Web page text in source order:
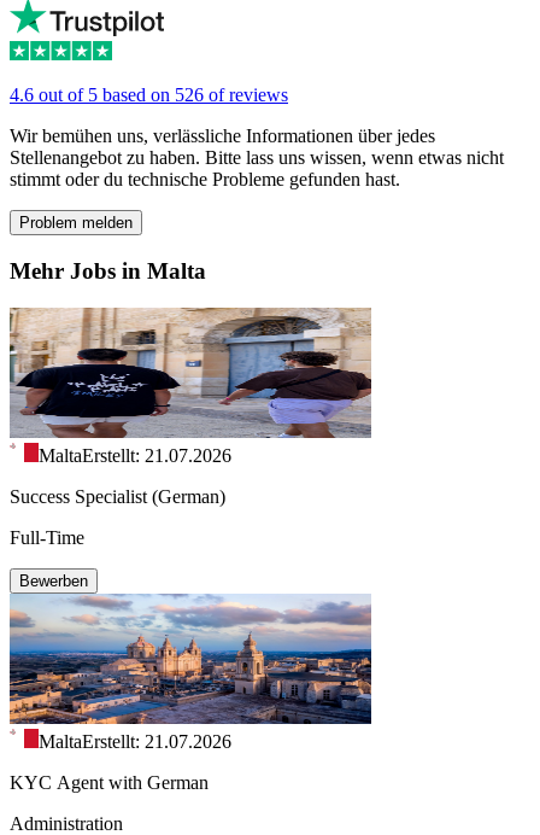
4.6 out of 5 based on 526 of reviews
Wir bemühen uns, verlässliche Informationen über jedes
Stellenangebot zu haben. Bitte lass uns wissen, wenn etwas nicht
stimmt oder du technische Probleme gefunden hast.
Problem melden
Mehr Jobs in Malta
MaltaErstellt: 21.07.2026
Success Specialist (German)
Full-Time
Bewerben
MaltaErstellt: 21.07.2026
KYC Agent with German
Administration